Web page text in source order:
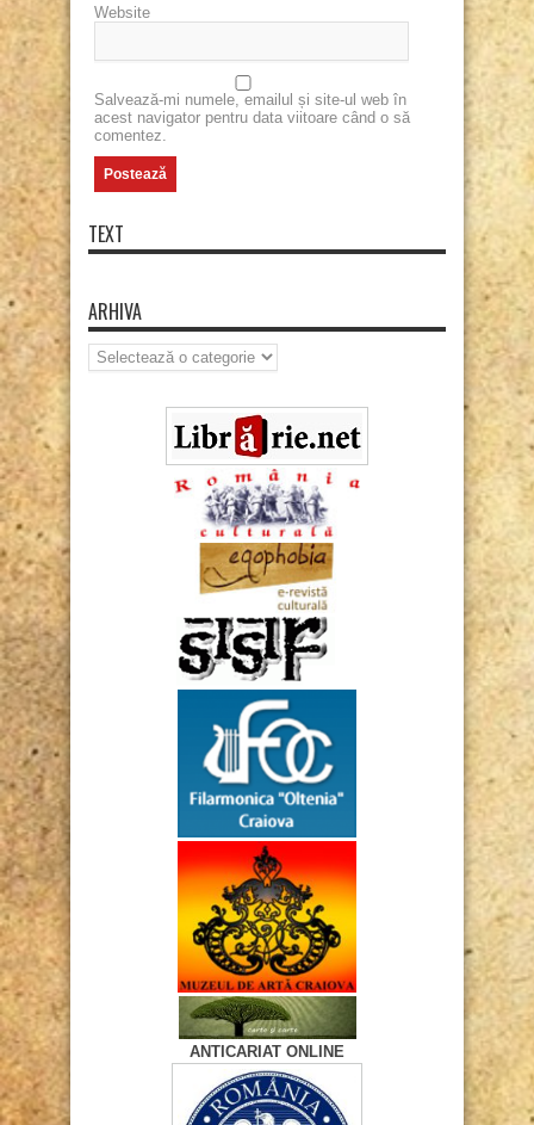
Website
Salvează-mi numele, emailul și site-ul web în
acest navigator pentru data viitoare când o să
comentez.
TEXT
ARHIVA
Arhiva
ANTICARIAT ONLINE